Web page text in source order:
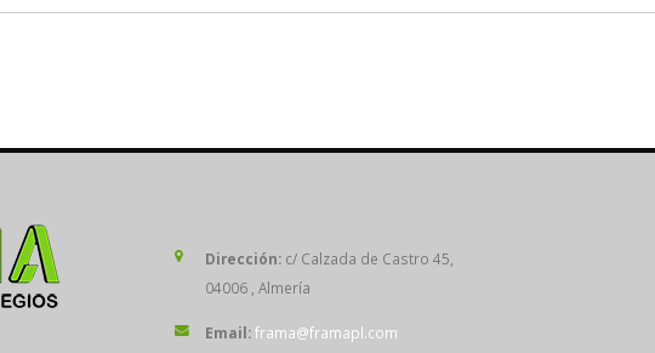
Dirección: c/ Calzada de Castro 45,
04006 , Almería
Email:frama@framapl.com